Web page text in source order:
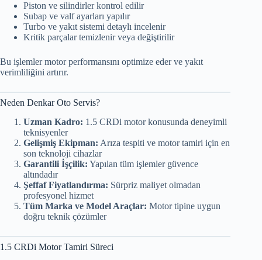
Piston ve silindirler kontrol edilir
Subap ve valf ayarları yapılır
Turbo ve yakıt sistemi detaylı incelenir
Kritik parçalar temizlenir veya değiştirilir
Bu işlemler motor performansını optimize eder ve yakıt
verimliliğini artırır.
Neden Denkar Oto Servis?
Uzman Kadro: 1.5 CRDi motor konusunda deneyimli
teknisyenler
Gelişmiş Ekipman: Arıza tespiti ve motor tamiri için en
son teknoloji cihazlar
Garantili İşçilik: Yapılan tüm işlemler güvence
altındadır
Şeffaf Fiyatlandırma: Sürpriz maliyet olmadan
profesyonel hizmet
Tüm Marka ve Model Araçlar: Motor tipine uygun
doğru teknik çözümler
1.5 CRDi Motor Tamiri Süreci